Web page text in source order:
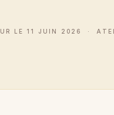
LE 11 JUIN 2026 ·